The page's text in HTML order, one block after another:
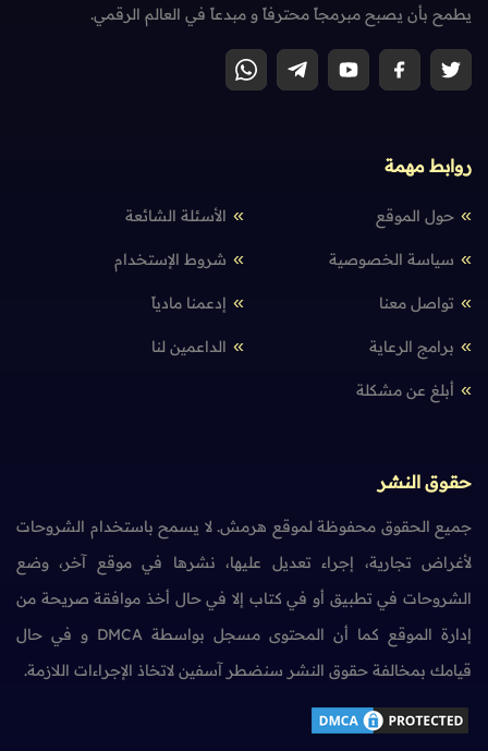
يطمح بأن يصبح مبرمجاً محترفاً و مبدعاً في العالم الرقمي.
روابط مهمة
حول الموقع الأسئلة الشائعة
سياسة الخصوصية شروط الإستخدام
تواصل معنا إدعمنا مادياً
برامج الرعاية الداعمين لنا
أبلغ عن مشكلة
حقوق النشر
جميع الحقوق محفوظة لموقع هرمش. لا يسمح باستخدام الشروحات
لأغراض تجارية، إجراء تعديل عليها، نشرها في موقع آخر، وضع
الشروحات في تطبيق أو في كتاب إلا في حال أخذ موافقة صريحة من
إدارة الموقع كما أن المحتوى مسجل بواسطة DMCA و في حال
قيامك بمخالفة حقوق النشر سنضطر آسفين لاتخاذ الإجراءات اللازمة.